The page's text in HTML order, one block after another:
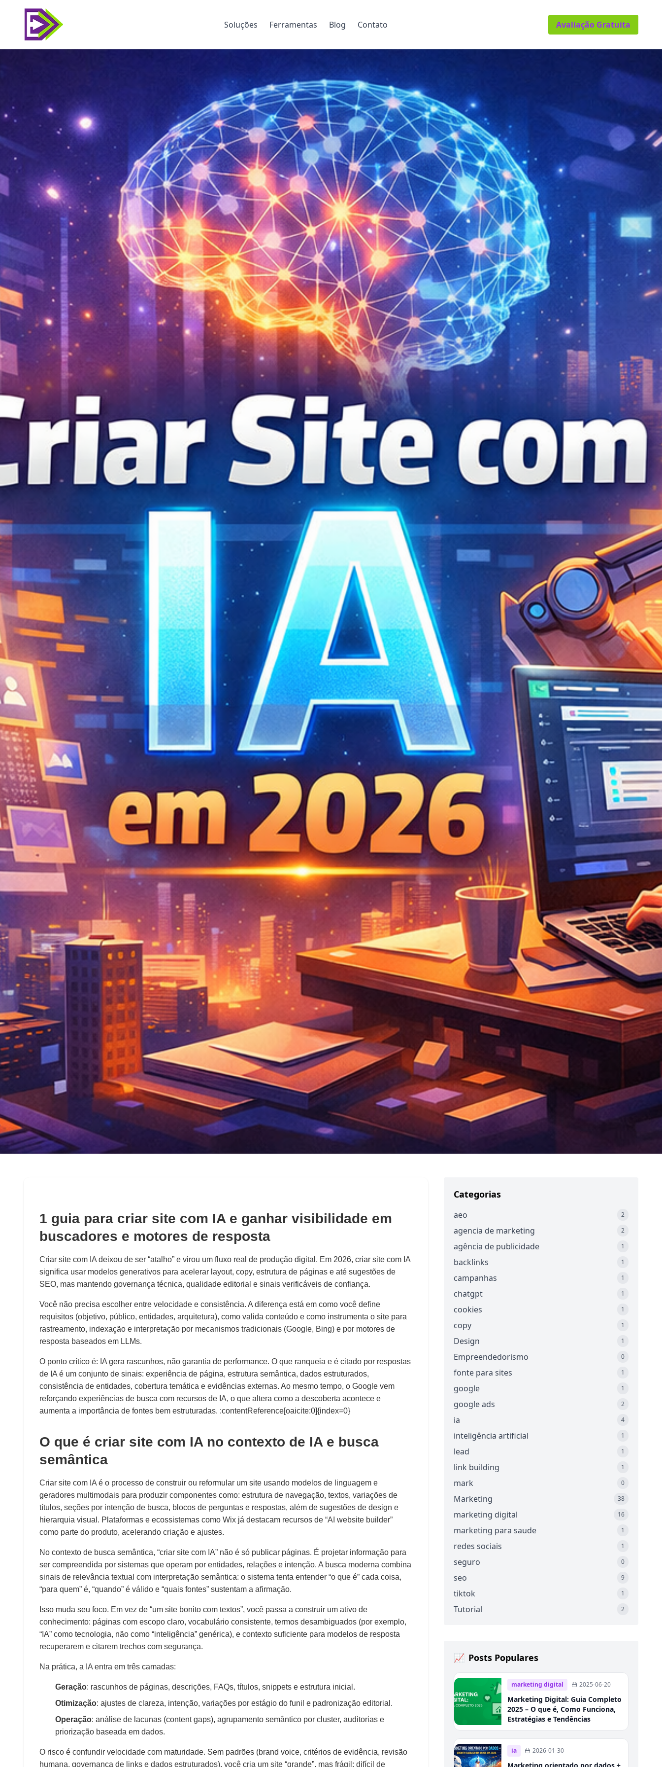
Soluções Ferramentas Blog Contato Avaliação Gratuita
Criar site com IA em 2026: SEO,
performance e autoridade
Admin 📅 2026-01-09 ⏰ 5 min
1 guia para criar site com IA e ganhar visibilidade em
buscadores e motores de resposta
Criar site com IA deixou de ser “atalho” e virou um fluxo real de produção digital. Em 2026, criar site com IA
significa usar modelos generativos para acelerar layout, copy, estrutura de páginas e até sugestões de
SEO, mas mantendo governança técnica, qualidade editorial e sinais verificáveis de confiança.
Você não precisa escolher entre velocidade e consistência. A diferença está em como você define
requisitos (objetivo, público, entidades, arquitetura), como valida conteúdo e como instrumenta o site para
rastreamento, indexação e interpretação por mecanismos tradicionais (Google, Bing) e por motores de
resposta baseados em LLMs.
O ponto crítico é: IA gera rascunhos, não garantia de performance. O que ranqueia e é citado por respostas
de IA é um conjunto de sinais: experiência de página, estrutura semântica, dados estruturados,
consistência de entidades, cobertura temática e evidências externas. Ao mesmo tempo, o Google vem
reforçando experiências de busca com recursos de IA, o que altera como a descoberta acontece e
aumenta a importância de fontes bem estruturadas. :contentReference[oaicite:0]{index=0}
O que é criar site com IA no contexto de IA e busca
semântica
Criar site com IA é o processo de construir ou reformular um site usando modelos de linguagem e
geradores multimodais para produzir componentes como: estrutura de navegação, textos, variações de
títulos, seções por intenção de busca, blocos de perguntas e respostas, além de sugestões de design e
hierarquia visual. Plataformas e ecossistemas como Wix já destacam recursos de “AI website builder”
como parte do produto, acelerando criação e ajustes.
No contexto de busca semântica, “criar site com IA” não é só publicar páginas. É projetar informação para
ser compreendida por sistemas que operam por entidades, relações e intenção. A busca moderna combina
sinais de relevância textual com interpretação semântica: o sistema tenta entender “o que é” cada coisa,
“para quem” é, “quando” é válido e “quais fontes” sustentam a afirmação.
Isso muda seu foco. Em vez de “um site bonito com textos”, você passa a construir um ativo de
conhecimento: páginas com escopo claro, vocabulário consistente, termos desambiguados (por exemplo,
“IA” como tecnologia, não como “inteligência” genérica), e contexto suficiente para modelos de resposta
recuperarem e citarem trechos com segurança.
Na prática, a IA entra em três camadas:
Geração: rascunhos de páginas, descrições, FAQs, títulos, snippets e estrutura inicial.
Otimização: ajustes de clareza, intenção, variações por estágio do funil e padronização editorial.
Operação: análise de lacunas (content gaps), agrupamento semântico por cluster, auditorias e
priorização baseada em dados.
O risco é confundir velocidade com maturidade. Sem padrões (brand voice, critérios de evidência, revisão
humana, governança de links e dados estruturados), você cria um site “grande”, mas frágil: difícil de
Categorias
aeo 2
agencia de marketing 2
agência de publicidade 1
backlinks 1
campanhas 1
chatgpt 1
cookies 1
copy 1
Design 1
Empreendedorismo 0
fonte para sites 1
google 1
google ads 2
ia 4
inteligência artificial 1
lead 1
link building 1
mark 0
Marketing 38
marketing digital 16
marketing para saude 1
redes sociais 1
seguro 0
seo 9
tiktok 1
Tutorial 2
📈 Posts Populares
marketing digital 2025-06-20
Marketing Digital: Guia Completo
2025 – O que é, Como Funciona,
Estratégias e Tendências
ia 2026-01-30